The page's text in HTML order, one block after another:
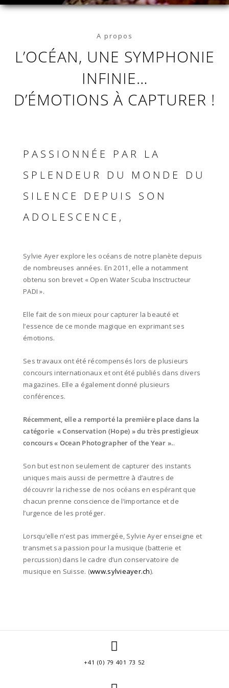
A propos
L’OCÉAN, UNE SYMPHONIE
INFINIE…
D’ÉMOTIONS À CAPTURER !
PASSIONNÉE PAR LA
SPLENDEUR DU MONDE DU
SILENCE DEPUIS SON
ADOLESCENCE,
Sylvie Ayer explore les océans de notre planète depuis
de nombreuses années. En 2011, elle a notamment
obtenu son brevet « Open Water Scuba Insctructeur
PADI ».
Elle fait de son mieux pour capturer la beauté et
l’essence de ce monde magique en exprimant ses
émotions.
Ses travaux ont été récompensés lors de plusieurs
concours internationaux et ont été publiés dans divers
magazines. Elle a également donné plusieurs
conférences.
Récemment, elle a remporté la première place dans la
catégorie « Conservation (Hope) » du très prestigieux
concours « Ocean Photographer of the Year »..
Son but est non seulement de capturer des instants
uniques mais aussi de permettre à d’autres de
découvrir la richesse de nos océans en espérant que
chacun prenne conscience de l’importance et de
l’urgence de les protéger.
Lorsqu’elle n’est pas immergée, Sylvie Ayer enseigne et
transmet sa passion pour la musique (batterie et
percussion) dans le cadre d’un conservatoire de
musique en Suisse. (www.sylvieayer.ch).
+41 (0) 79 401 73 52